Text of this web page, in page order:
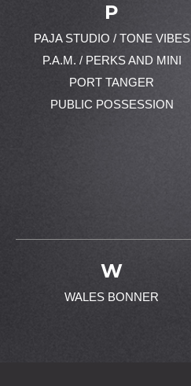
P
PAJA STUDIO / TONE VIBES
P.A.M. / PERKS AND MINI
PORT TANGER
PUBLIC POSSESSION
W
WALES BONNER